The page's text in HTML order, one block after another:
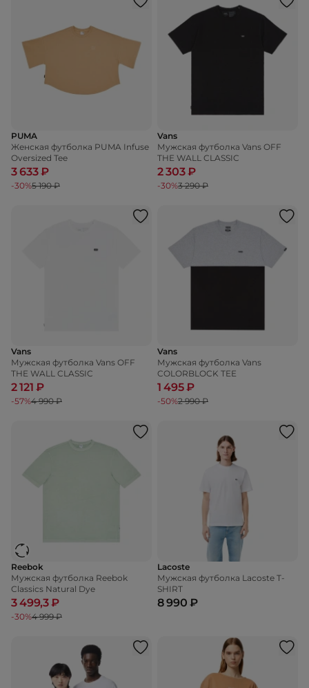
PUMA
Женская футболка PUMA Infuse
Oversized Tee
3 633 ₽
-30%5 190 ₽
Vans
Мужская футболка Vans OFF
THE WALL CLASSIC
2 303 ₽
-30%3 290 ₽
Vans
Мужская футболка Vans OFF
THE WALL CLASSIC
2 121 ₽
-57%4 990 ₽
Vans
Мужская футболка Vans
COLORBLOCK TEE
1 495 ₽
-50%2 990 ₽
Reebok
Мужская футболка Reebok
Classics Natural Dye
3 499,3 ₽
-30%4 999 ₽
Lacoste
Мужская футболка Lacoste T-
SHIRT
8 990 ₽